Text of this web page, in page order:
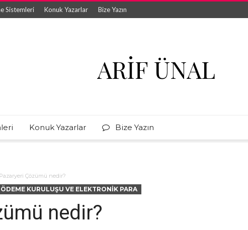
Sistemleri Konuk Yazarlar Bize Yazın
ARIF ÜNAL
Konuk Yazarlar Bize Yazın
Pazaryeri Çözümü nedir?
ÖDEME KURULUŞU VE ELEKTRONIK PARA
nedir?